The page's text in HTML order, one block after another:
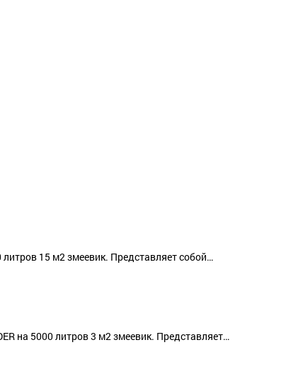
15 м2 змеевик. Представляет собой…
на 5000 литров 3 м2 змеевик. Представляет…